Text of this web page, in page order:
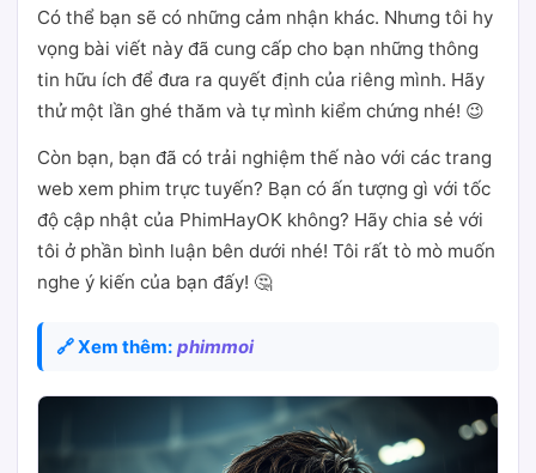
Có thể bạn sẽ có những cảm nhận khác. Nhưng tôi hy
vọng bài viết này đã cung cấp cho bạn những thông
tin hữu ích để đưa ra quyết định của riêng mình. Hãy
thử một lần ghé thăm và tự mình kiểm chứng nhé! 😉
Còn bạn, bạn đã có trải nghiệm thế nào với các trang
web xem phim trực tuyến? Bạn có ấn tượng gì với tốc
độ cập nhật của PhimHayOK không? Hãy chia sẻ với
tôi ở phần bình luận bên dưới nhé! Tôi rất tò mò muốn
nghe ý kiến của bạn đấy! 🤔
🔗 Xem thêm: phimmoi